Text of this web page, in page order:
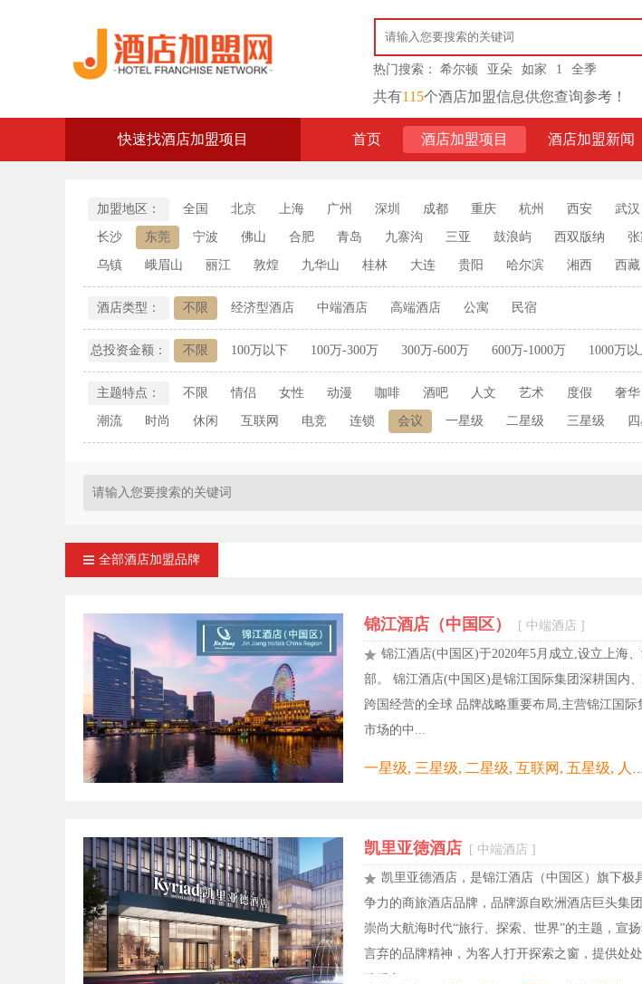
热门搜索： 希尔顿 亚朵 如家 1 全季
共有115个酒店加盟信息供您查询参考！
快速找酒店加盟项目 首页 酒店加盟项目 酒店加盟新闻
加盟地区： 全国 北京 上海 广州 深圳 成都 重庆 杭州 西安 武汉
长沙 东莞 宁波 佛山 合肥 青岛 九寨沟 三亚 鼓浪屿 西双版纳
乌镇 峨眉山 丽江 敦煌 九华山 桂林 大连 贵阳 哈尔滨 湘西 西藏
酒店类型： 不限 经济型酒店 中端酒店 高端酒店 公寓 民宿
总投资金额： 不限 100万以下 100万-300万 300万-600万 600万-1000万 1000万以
主题特点： 不限 情侣 女性 动漫 咖啡 酒吧 人文 艺术 度假 奢华
潮流 时尚 休闲 互联网 电竞 连锁 会议 一星级 二星级 三星级
全部酒店加盟品牌
锦江酒店（中国区） [ 中端酒店 ]
锦江酒店(中国区)于2020年5月成立,设立上海
部。 锦江酒店(中国区)是锦江国际集团深耕国内、
跨国经营的全球 品牌战略重要布局,主营锦江国际
市场的中...
一星级, 三星级, 二星级, 互联网, 五星级, 人文, 休闲, 会议, 六星级, 咖啡, 商务, 四星级, 奢华, 女性, 度
凯里亚徳酒店 [ 中端酒店 ]
凯里亚德酒店，是锦江酒店（中国区）旗下极
争力的商旅酒店品牌，品牌源自欧洲酒店巨头集团
崇尚大航海时代“旅行、探索、世界”的主题，宣
言弃的品牌精神，为客人打开探索之窗，提供处